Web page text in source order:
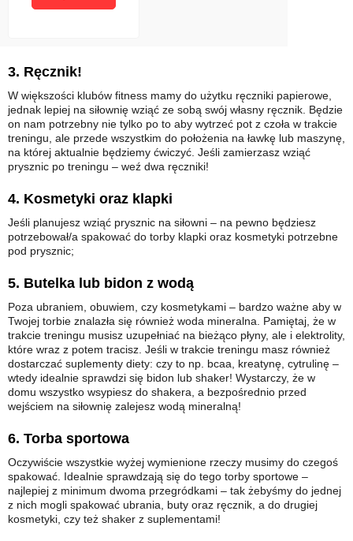
3. Ręcznik!
W większości klubów fitness mamy do użytku ręczniki papierowe,
jednak lepiej na siłownię wziąć ze sobą swój własny ręcznik. Będzie
on nam potrzebny nie tylko po to aby wytrzeć pot z czoła w trakcie
treningu, ale przede wszystkim do położenia na ławkę lub maszynę,
na której aktualnie będziemy ćwiczyć. Jeśli zamierzasz wziąć
prysznic po treningu – weź dwa ręczniki!
4. Kosmetyki oraz klapki
Jeśli planujesz wziąć prysznic na siłowni – na pewno będziesz
potrzebował/a spakować do torby klapki oraz kosmetyki potrzebne
pod prysznic;
5. Butelka lub bidon z wodą
Poza ubraniem, obuwiem, czy kosmetykami – bardzo ważne aby w
Twojej torbie znalazła się również woda mineralna. Pamiętaj, że w
trakcie treningu musisz uzupełniać na bieżąco płyny, ale i elektrolity,
które wraz z potem tracisz. Jeśli w trakcie treningu masz również
dostarczać suplementy diety: czy to np. bcaa, kreatynę, cytrulinę –
wtedy idealnie sprawdzi się bidon lub shaker! Wystarczy, że w
domu wszystko wsypiesz do shakera, a bezpośrednio przed
wejściem na siłownię zalejesz wodą mineralną!
6. Torba sportowa
Oczywiście wszystkie wyżej wymienione rzeczy musimy do czegoś
spakować. Idealnie sprawdzają się do tego torby sportowe –
najlepiej z minimum dwoma przegródkami – tak żebyśmy do jednej
z nich mogli spakować ubrania, buty oraz ręcznik, a do drugiej
kosmetyki, czy też shaker z suplementami!